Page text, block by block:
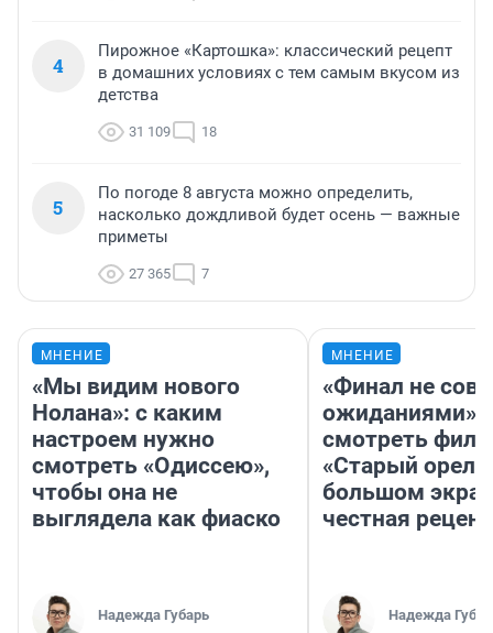
4
Пирожное «Картошка»: классический рецепт
в домашних условиях с тем самым вкусом из
детства
31 109 18
5
По погоде 8 августа можно определить,
насколько дождливой будет осень — важные
приметы
27 365 7
МНЕНИЕ
«Мы видим нового
Нолана»: с каким
настроем нужно
смотреть «Одиссею»,
чтобы она не
выглядела как фиаско
Надежда Губарь
МНЕНИЕ
«Финал не
ожиданиями»:
смотреть
«Старый орел»
большом
честная
Надежда